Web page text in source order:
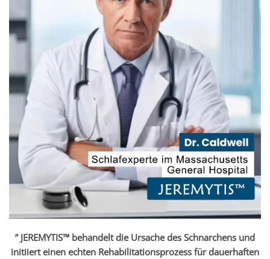
” JEREMYTIS™ behandelt die Ursache des Schnarchens und
initiiert einen echten Rehabilitationsprozess für dauerhaften